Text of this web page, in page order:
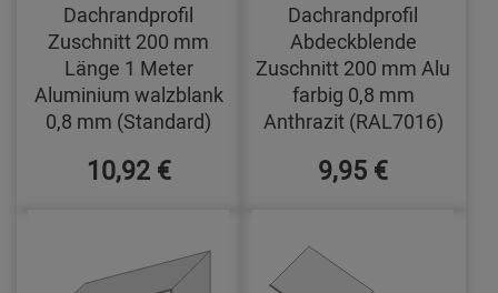
Dachrandprofil
Zuschnitt 200 mm
Länge 1 Meter
Aluminium walzblank
0,8 mm (Standard)
10,92 €
Dachrandprofil
Abdeckblende
Zuschnitt 200 mm Alu
farbig 0,8 mm
Anthrazit (RAL7016)
9,95 €